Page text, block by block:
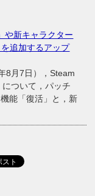
や新キャラクター
追加するアップ
8月7日），Steam
ついて，パッチ
能「復活」と，新